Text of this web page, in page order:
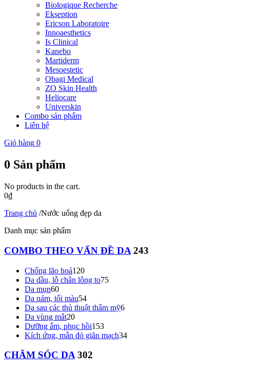
Biologique Recherche
Ekseption
Ericson Laboratoire
Innoaesthetics
Is Clinical
Kanebo
Martiderm
Mesoestetic
Obagi Medical
ZO Skin Health
Heliocare
Universkin
Combo sản phẩm
Liên hệ
Giỏ hàng 0
0 Sản phẩm
No products in the cart.
0₫
Trang chủ /Nước uống đẹp da
Danh mục sản phẩm
COMBO THEO VẤN ĐỀ DA 243
Chống lão hoá120
Da dầu, lỗ chân lông to75
Da mụn60
Da nám, tối màu54
Da sau các thủ thuật thẩm mỹ6
Da vùng mắt20
Dưỡng ẩm, phục hồi153
Kích ứng, mẫn đỏ giãn mạch34
CHĂM SÓC DA 302